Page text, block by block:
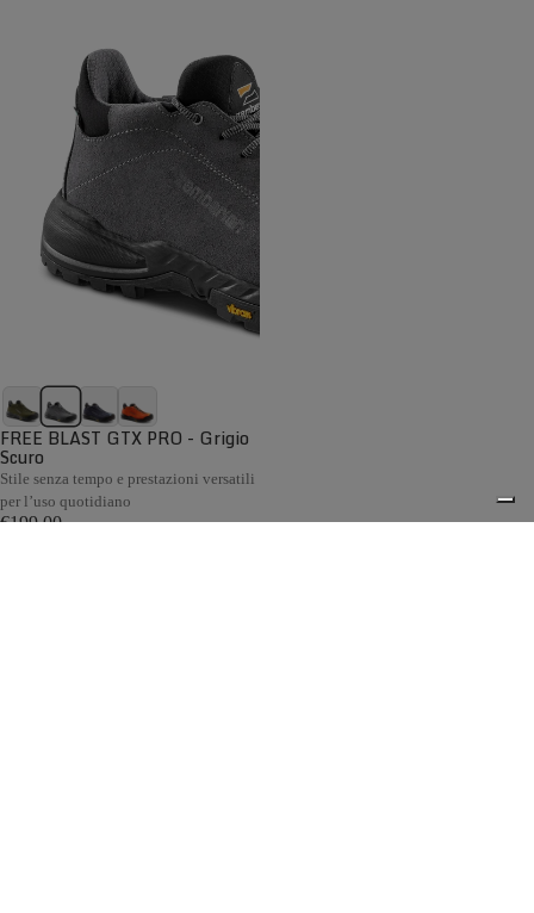
FREE BLAST GTX PRO - Grigio
Scuro
Stile senza tempo e prestazioni versatili
per l’uso quotidiano
€199,00